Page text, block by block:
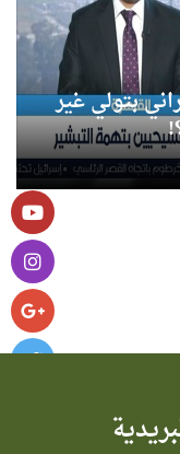
بتولي غير